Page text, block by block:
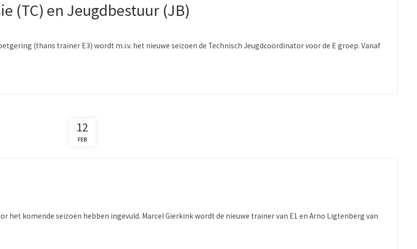
(TC) en Jeugdbestuur (JB)
(thans trainer E3) wordt m.i.v. het nieuwe seizoen de Technisch Jeugdcoördinator voor de E groep. Vanaf
12
FEB
het komende seizoen hebben ingevuld. Marcel Gierkink wordt de nieuwe trainer van E1 en Arno Ligtenberg van